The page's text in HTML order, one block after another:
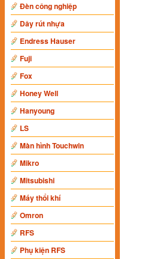
Đèn công nghiệp
Dây rút nhựa
Endress Hauser
Fuji
Fox
Honey Well
Hanyoung
LS
Màn hình Touchwin
Mikro
Mitsubishi
Máy thổi khí
Omron
RFS
Phụ kiện RFS